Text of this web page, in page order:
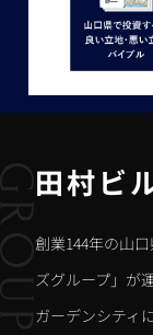
田村ビ
創業144年の山
ズグループ」が
ガーデンシティ